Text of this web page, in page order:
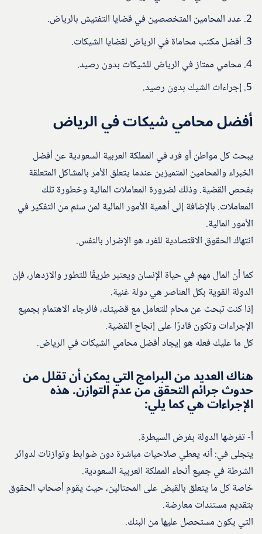
عدد المحامين المتخصصين في قضايا التفتيش بالرياض.
أفضل مكتب محاماة في الرياض لقضايا الشيكات.
محامي ممتاز في الرياض للشيكات بدون رصيد.
إجراءات الشيك بدون رصيد.
أفضل محامي شيكات في الرياض
يبحث كل مواطن أو فرد في المملكة العربية السعودية عن أفضل
الخبراء والمحامين المتميزين عندما يتعلق الأمر بالمشاكل المتعلقة
بفحص القضية. وذلك لضرورة المعاملات المالية وخطورة تلك
المعاملات. بالإضافة إلى أهمية الأمور المالية لمن سئم من التفكير في
الأمور المالية.
انتهاك الحقوق الاقتصادية للفرد هو الإضرار بالنفس.
كما أن المال مهم في حياة الإنسان ويعتبر طريقًا للتطور والازدهار، فإن
الدولة القوية بكل العناصر هي دولة غنية.
إذا كنت تبحث عن محام للتعامل مع قضيتك، فالرجاء الاهتمام بجميع
الإجراءات وتكون قادرًا على إنجاح القضية.
كل ما عليك فعله هو إيجاد أفضل محامي الشيكات في الرياض.
هناك العديد من البرامج التي يمكن أن تقلل من
حدوث جرائم التحقق من عدم التوازن. هذه
الإجراءات هي كما يلي:
أ- تفرضها الدولة بفرض السيطرة.
يتجلى في: أنه يعطي صلاحيات مباشرة دون ضوابط وتوازنات لدوائر
الشرطة في جميع أنحاء المملكة العربية السعودية.
خاصة كل ما يتعلق بالقبض على المحتالين، حيث يقوم أصحاب الحقوق
بتقديم مستندات معارضة.
التي يكون مستحصل عليها من البنك.